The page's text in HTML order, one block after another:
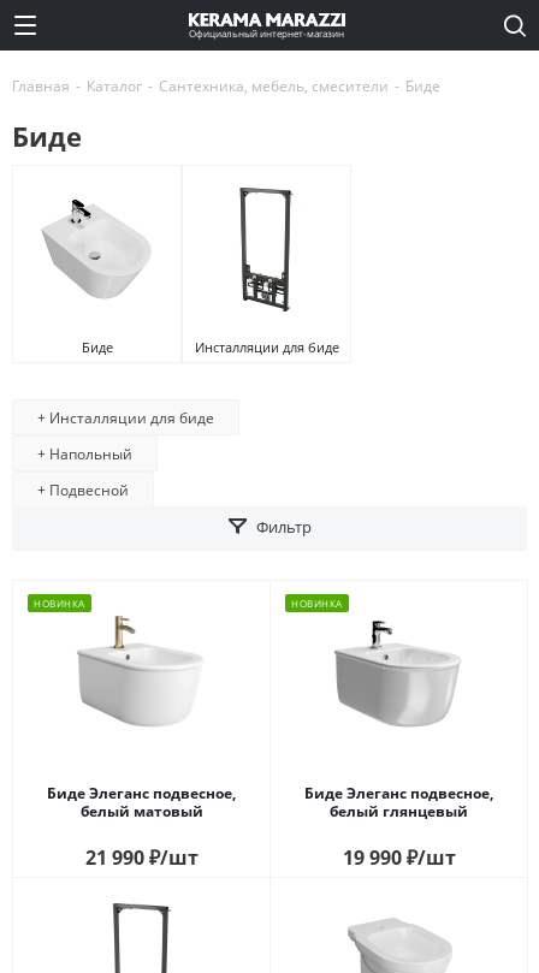
Официальный интернет-магазин
Главная - Каталог - Сантехника, мебель, смесители - Биде
Биде
Биде Инсталляции для биде
+ Инсталляции для биде
+ Напольный
+ Подвесной
Фильтр
НОВИНКА
Биде Элеганс подвесное,
белый матовый
21 990₽/шт
НОВИНКА
Биде Элеганс подвесное,
белый глянцевый
19 990₽/шт